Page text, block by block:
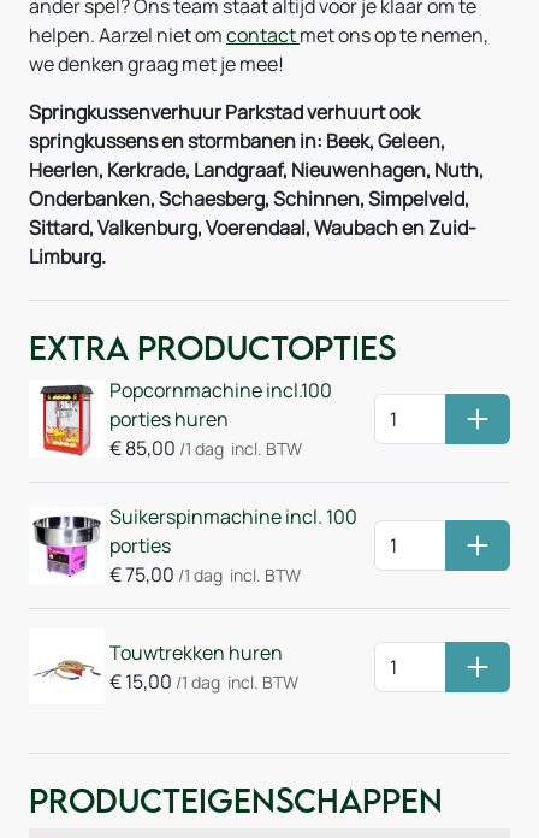
ander spel? Ons team staat altijd voor je klaar om te
helpen. Aarzel niet omcontactmet ons op te nemen,
we denken graag met je mee!
Springkussenverhuur Parkstad verhuurt ook
springkussens en stormbanen in: Beek, Geleen,
Heerlen, Kerkrade, Landgraaf, Nieuwenhagen, Nuth,
Onderbanken, Schaesberg, Schinnen, Simpelveld,
Sittard, Valkenburg, Voerendaal, Waubach en Zuid-
Limburg.
Extra Productopties
Popcornmachine incl.100
porties huren
€85,00 /1 dag incl. BTW
Suikerspinmachine incl. 100
porties
€75,00 /1 dag incl. BTW
Touwtrekken huren
€15,00 /1 dag incl. BTW
Producteigenschappen